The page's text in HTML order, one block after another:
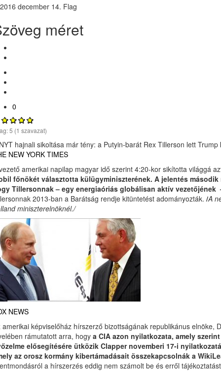
2016 december 14. Flag
méret
0
5 (1 szavazat)
hajnali sikoltása már tény: a Putyin-barát Rex Tillerson lett Trump
NEW YORK TIMES
amerikai napilap magyar idő szerint 4:20-kor sikította világgá
főnökét választotta külügyminiszterének. A jelentés
Tillersonnak – egy energiaóriás globálisan aktív
2013-ban a Barátság rendje kitüntetést adományozták. /A
miniszterelnöknél./
NEWS
amerikai képviselőház hírszerző bizottságának republikánus
rámutatott arra, hogy a CIA azon nyilatkozata, amely
elősegítésére ütközik Clapper novemberi 17-i
az orosz kormány kibertámadásait összekapcsolnák a
a hírszerzés eddig nem számolt be és erről